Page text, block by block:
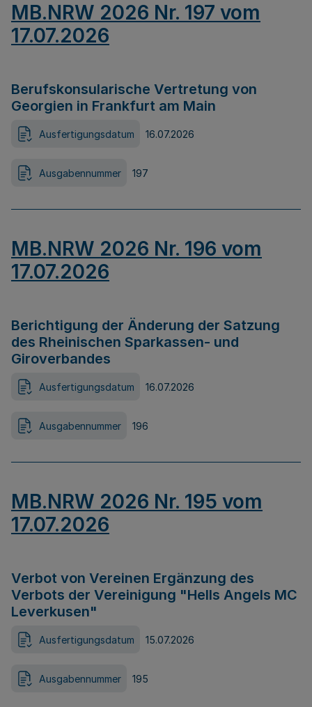
MB.NRW 2026 Nr. 197 vom
17.07.2026
Berufskonsularische Vertretung von
Georgien in Frankfurt am Main
Ausfertigungsdatum 16.07.2026
Ausgabennummer 197
MB.NRW 2026 Nr. 196 vom
17.07.2026
Berichtigung der Änderung der Satzung
des Rheinischen Sparkassen- und
Giroverbandes
Ausfertigungsdatum 16.07.2026
Ausgabennummer 196
MB.NRW 2026 Nr. 195 vom
17.07.2026
Verbot von Vereinen Ergänzung des
Verbots der Vereinigung "Hells Angels MC
Leverkusen"
Ausfertigungsdatum 15.07.2026
Ausgabennummer 195